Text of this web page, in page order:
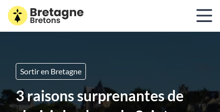
Sortir en Bretagne
3 raisons surprenantes de